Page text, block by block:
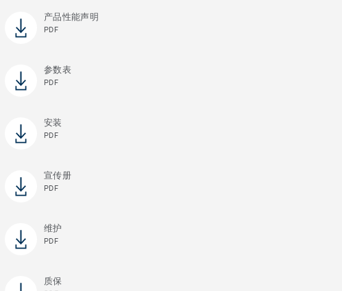
产品性能声明
PDF
参数表
PDF
安装
PDF
宣传册
PDF
维护
PDF
质保